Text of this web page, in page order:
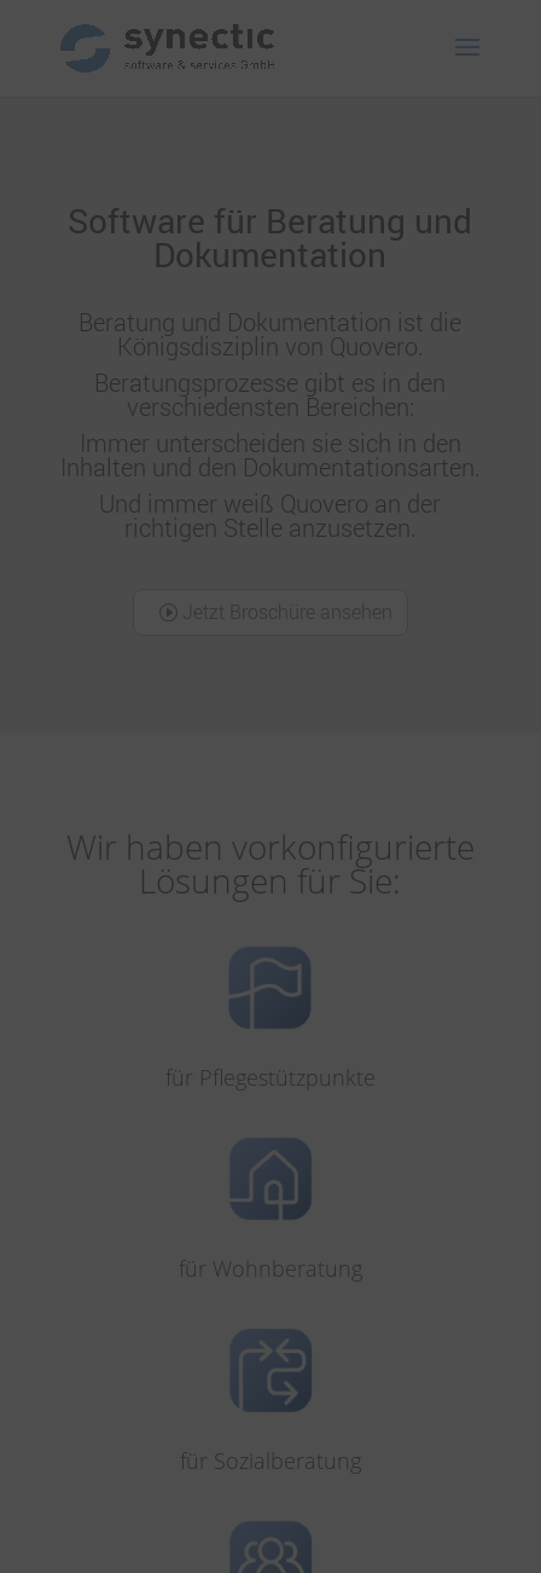
Software für Beratung und
Dokumentation
Beratung und Dokumentation ist die
Königsdisziplin von Quovero.
Beratungsprozesse gibt es in den
verschiedensten Bereichen:
Immer unterscheiden sie sich in den
Inhalten und den Dokumentationsarten.
Und immer weiß Quovero an der
richtigen Stelle anzusetzen.
Jetzt Broschüre ansehen
Wir haben vorkonfigurierte
Lösungen für Sie:
für Pflegestützpunkte
für Wohnberatung
für Sozialberatung